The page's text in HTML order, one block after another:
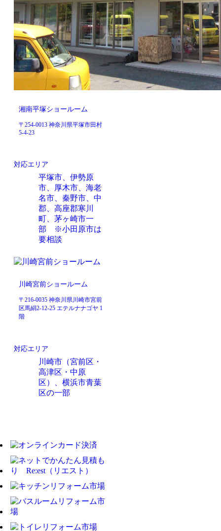
湘南平塚ショールーム
〒254-0013 神奈川県平塚市田村
5-4-23
対応エリア
平塚市、伊勢原
市、厚木市、海老
名市、秦野市、中
郡、高座郡寒川
町、茅ヶ崎市一
部 ※小田原市は
要相談
川崎宮前ショールーム
〒216-0035 神奈川県川崎市宮前
区馬絹2-12-25 エテルナナゴヤ 1
階
対応エリア
川崎市（宮前区・
高津区・中原
区）、横浜市青葉
区の一部